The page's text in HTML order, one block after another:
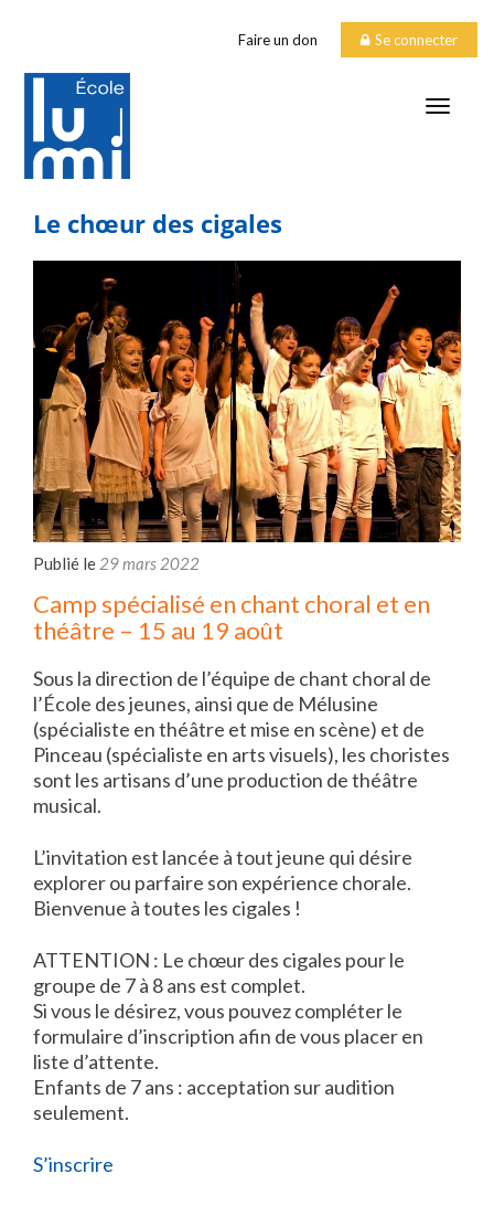
Faire un don Se connecter
Le chœur des cigales
Publié le 29 mars 2022
Camp spécialisé en chant choral et en
théâtre – 15 au 19 août
Sous la direction de l’équipe de chant choral de
l’École des jeunes, ainsi que de Mélusine
(spécialiste en théâtre et mise en scène) et de
Pinceau (spécialiste en arts visuels), les choristes
sont les artisans d’une production de théâtre
musical.
L’invitation est lancée à tout jeune qui désire
explorer ou parfaire son expérience chorale.
Bienvenue à toutes les cigales !
ATTENTION : Le chœur des cigales pour le
groupe de 7 à 8 ans est complet.
Si vous le désirez, vous pouvez compléter le
formulaire d’inscription afin de vous placer en
liste d’attente.
Enfants de 7 ans : acceptation sur audition
seulement.
S’inscrire